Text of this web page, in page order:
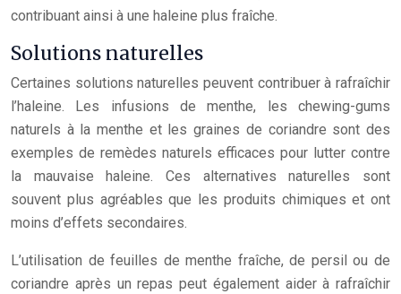
contribuant ainsi à une haleine plus fraîche.
Solutions naturelles
Certaines solutions naturelles peuvent contribuer à rafraîchir
l’haleine. Les infusions de menthe, les chewing-gums
naturels à la menthe et les graines de coriandre sont des
exemples de remèdes naturels efficaces pour lutter contre
la mauvaise haleine. Ces alternatives naturelles sont
souvent plus agréables que les produits chimiques et ont
moins d’effets secondaires.
L’utilisation de feuilles de menthe fraîche, de persil ou de
coriandre après un repas peut également aider à rafraîchir